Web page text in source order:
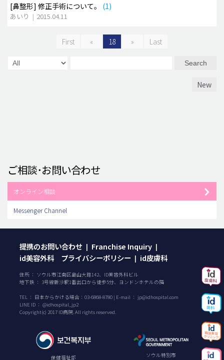
[鼻整形] 修正手術について。 (1)
あいり | 2015.04.11
First « 18 » Last
Search
New
ご相談･お問い合わせ
オンライン相談
Messenger Channel
提携のお問い合わせ | Franchise Inquiry |
id美容外科 プライバシーポリシー | id皮膚科
住所 ： ソウル市江南区島山大路142、ID美容外科ビル
地下鉄 ： 3号線新沙駅1番出口から徒歩5分、ヨンドンホテルの隣
TEL ： 日本からかける場合： 03-6868-8780 | E-mail ： jp@idhospital.com
LINE ID ： @idhospital_jp2
Copyright(c) 2017 ID病院. All rights reserved.
保健福祉部 ソウル特別市